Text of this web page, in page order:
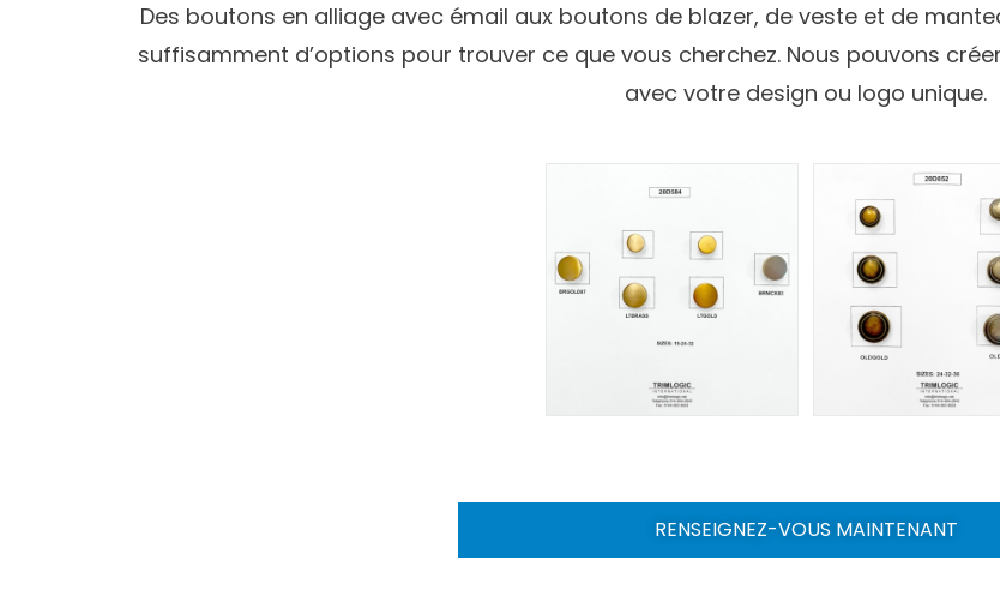
Des boutons en alliage avec émail aux boutons de blazer, de veste et de
suffisamment d’options pour trouver ce que vous cherchez. Nous pouvons
avec votre design ou logo unique.
RENSEIGNEZ-VOUS MAINTENANT